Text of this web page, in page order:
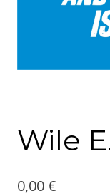
Wile
0,00 €